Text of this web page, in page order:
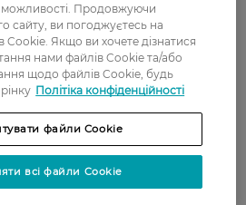
мыло, нежный аромат,
надолго.
довольна качеством
очищает.
аромат
можливості. Продовжуючи
сайту, ви погоджуєтесь на
Cookie. Якщо ви хочете дізнатися
нами файлів Cookie та/або
щодо файлів Cookie, будь
Політіка конфіденційності
файли Cookie
всі файли Cookie